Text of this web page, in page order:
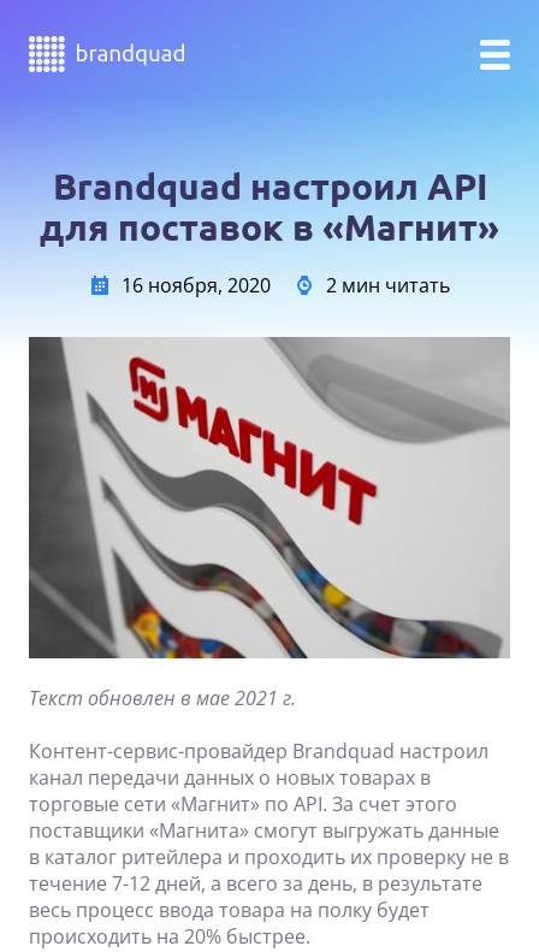
Brandquad настроил API
для поставок в «Магнит»
16 ноября, 2020 2 мин читать
Текст обновлен в мае 2021 г.
Контент-сервис-провайдер Brandquad настроил
канал передачи данных о новых товарах в
торговые сети «Магнит» по API. За счет этого
поставщики «Магнита» смогут выгружать данные
в каталог ритейлера и проходить их проверку не в
течение 7-12 дней, а всего за день, в результате
весь процесс ввода товара на полку будет
происходить на 20% быстрее.